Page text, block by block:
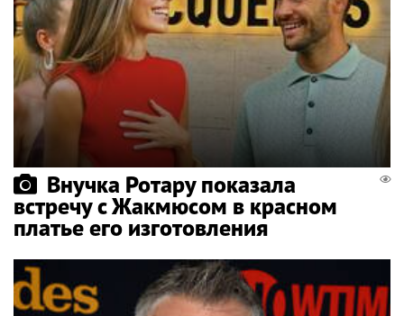
Внучка Ротару показала
встречу с Жакмюсом в красном
платье его изготовления